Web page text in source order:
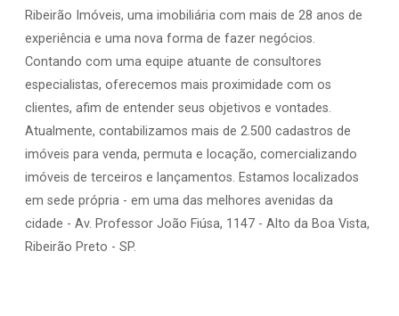
Ribeirão Imóveis, uma imobiliária com mais de 28 anos de
experiência e uma nova forma de fazer negócios.
Contando com uma equipe atuante de consultores
especialistas, oferecemos mais proximidade com os
clientes, afim de entender seus objetivos e vontades.
Atualmente, contabilizamos mais de 2.500 cadastros de
imóveis para venda, permuta e locação, comercializando
imóveis de terceiros e lançamentos. Estamos localizados
em sede própria - em uma das melhores avenidas da
cidade - Av. Professor João Fiúsa, 1147 - Alto da Boa Vista,
Ribeirão Preto - SP.